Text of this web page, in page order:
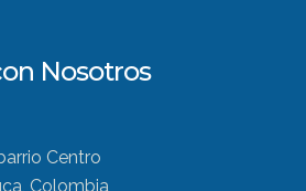
Nosotros
Centro
Colombia